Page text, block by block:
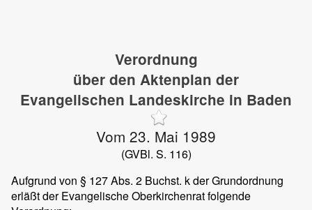
Verordnung
über den Aktenplan der
Evangelischen Landeskirche in Baden
Vom 23. Mai 1989
(GVBl. S. 116)
Aufgrund von § 127 Abs. 2 Buchst. k der Grundordnung
erläßt der Evangelische Oberkirchenrat folgende